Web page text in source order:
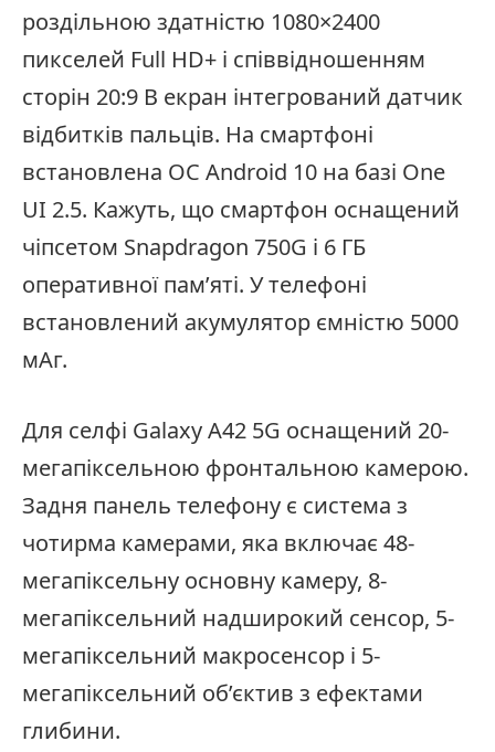
роздільною здатністю 1080×2400
пикселей Full HD+ і співвідношенням
сторін 20:9 В екран інтегрований датчик
відбитків пальців. На смартфоні
встановлена ​​ОС Android 10 на базі One
UI 2.5. Кажуть, що смартфон оснащений
чіпсетом Snapdragon 750G і 6 ГБ
оперативної пам’яті. У телефоні
встановлений акумулятор ємністю 5000
мАг.
Для селфі Galaxy A42 5G оснащений 20-
мегапіксельною фронтальною камерою.
Задня панель телефону є система з
чотирма камерами, яка включає 48-
мегапіксельну основну камеру, 8-
мегапіксельний надширокий сенсор, 5-
мегапіксельний макросенсор і 5-
мегапіксельний об’єктив з ефектами
глибини.